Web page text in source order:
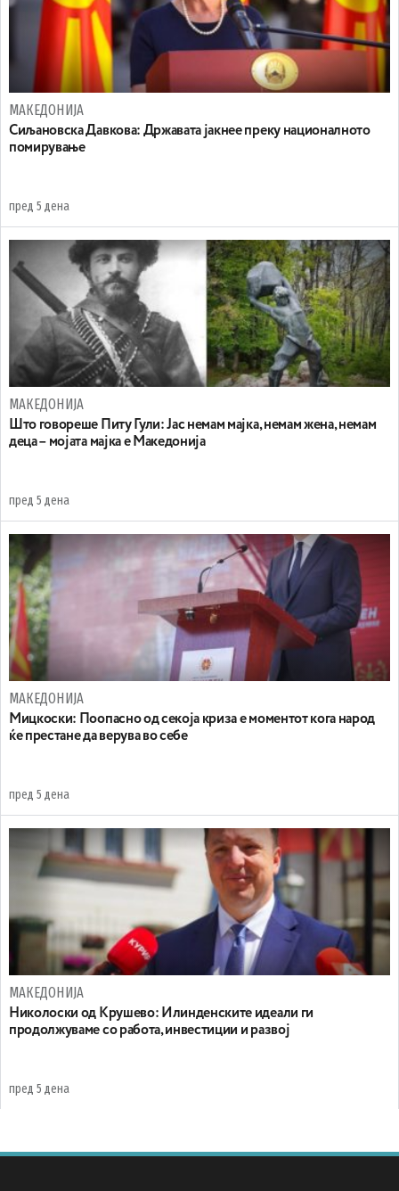
МАКЕДОНИЈА
Сиљановска Давкова: Државата јакнее преку националното
помирување
пред 5 дена
МАКЕДОНИЈА
Што говореше Питу Гули: Јас немам мајка, немам жена, немам
деца – мојата мајка е Македонија
пред 5 дена
МАКЕДОНИЈА
Мицкоски: Поопасно од секоја криза е моментот кога народ
ќе престане да верува во себе
пред 5 дена
МАКЕДОНИЈА
Николоски од Крушево: Илинденските идеали ги
продолжуваме со работа, инвестиции и развој
пред 5 дена